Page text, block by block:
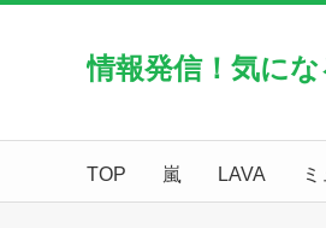
情報発信！気に
TOP 嵐 LAVA